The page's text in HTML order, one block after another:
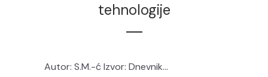
tehnologije
Autor: S.M.-ć Izvor: Dnevnik...